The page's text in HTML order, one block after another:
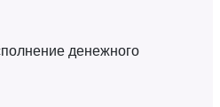
денежного